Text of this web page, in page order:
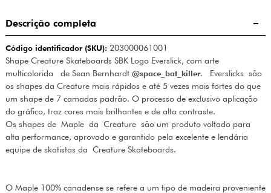
Descrição completa
Código identificador (SKU):203000061001
Shape Creature Skateboards SBK Logo Everslick, com arte
multicolorida de Sean Bernhardt @space_bat_killer. Everslicks são
os shapes da Creature mais rápidos e até 5 vezes mais fortes do que
um shape de 7 camadas padrão. O processo de exclusivo aplicação
do gráfico, traz cores mais brilhantes e de alto contraste.
Os shapes de Maple da Creature são um produto voltado para
alta performance, aprovado e garantido pela excelente e lendária
equipe de skatistas da Creature Skateboards.
O Maple 100% canadense se refere a um tipo de madeira proveniente